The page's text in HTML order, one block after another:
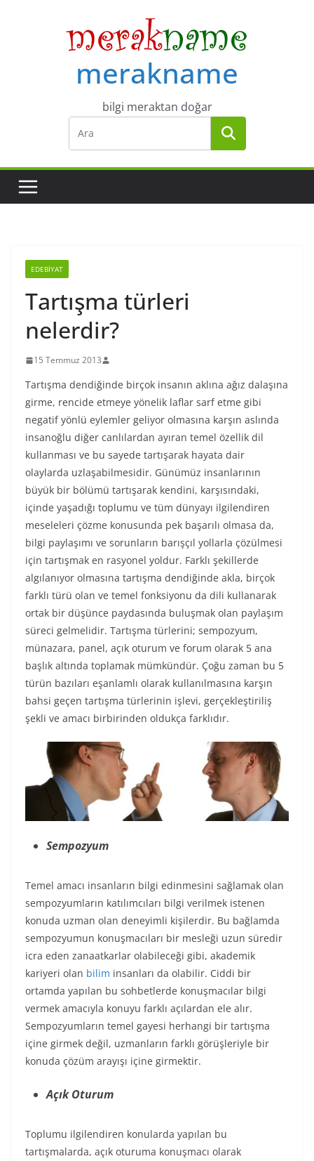
merakname
bilgi meraktan doğar
EDEBIYAT
Tartışma türleri
nelerdir?
15 Temmuz 2013
Tartışma dendiğinde birçok insanın aklına ağız dalaşına
girme, rencide etmeye yönelik laflar sarf etme gibi
negatif yönlü eylemler geliyor olmasına karşın aslında
insanoğlu diğer canlılardan ayıran temel özellik dil
kullanması ve bu sayede tartışarak hayata dair
olaylarda uzlaşabilmesidir. Günümüz insanlarının
büyük bir bölümü tartışarak kendini, karşısındaki,
içinde yaşadığı toplumu ve tüm dünyayı ilgilendiren
meseleleri çözme konusunda pek başarılı olmasa da,
bilgi paylaşımı ve sorunların barışçıl yollarla çözülmesi
için tartışmak en rasyonel yoldur. Farklı şekillerde
algılanıyor olmasına tartışma dendiğinde akla, birçok
farklı türü olan ve temel fonksiyonu da dili kullanarak
ortak bir düşünce paydasında buluşmak olan paylaşım
süreci gelmelidir. Tartışma türlerini; sempozyum,
münazara, panel, açık oturum ve forum olarak 5 ana
başlık altında toplamak mümkündür. Çoğu zaman bu 5
türün bazıları eşanlamlı olarak kullanılmasına karşın
bahsi geçen tartışma türlerinin işlevi, gerçekleştiriliş
şekli ve amacı birbirinden oldukça farklıdır.
Sempozyum
Temel amacı insanların bilgi edinmesini sağlamak olan
sempozyumların katılımcıları bilgi verilmek istenen
konuda uzman olan deneyimli kişilerdir. Bu bağlamda
sempozyumun konuşmacıları bir mesleği uzun süredir
icra eden zanaatkarlar olabileceği gibi, akademik
kariyeri olan bilim insanları da olabilir. Ciddi bir
ortamda yapılan bu sohbetlerde konuşmacılar bilgi
vermek amacıyla konuyu farklı açılardan ele alır.
Sempozyumların temel gayesi herhangi bir tartışma
içine girmek değil, uzmanların farklı görüşleriyle bir
konuda çözüm arayışı içine girmektir.
Açık Oturum
Toplumu ilgilendiren konularda yapılan bu
tartışmalarda, açık oturuma konuşmacı olarak